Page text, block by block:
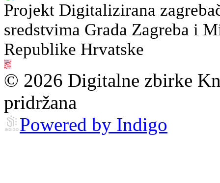
Projekt Digitalizirana
sredstvima Grada Zagreba i
Republike Hrvatske
© 2026 Digitalne zbirke
pridržana
Powered by Indigo